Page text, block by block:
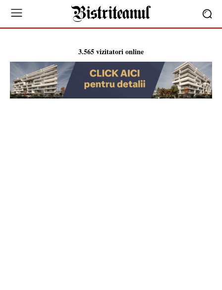
3.565 vizitatori online